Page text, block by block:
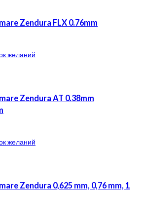
Zendura FLX 0.76mm
желаний
Zendura AT 0.38mm
желаний
Zendura 0,625 mm, 0,76 mm, 1